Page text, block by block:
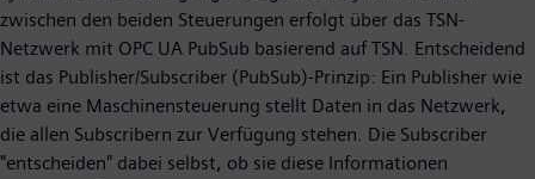
zwischen den beiden Steuerungen erfolgt über das TSN-
Netzwerk mit OPC UA PubSub basierend auf TSN. Entscheidend
ist das Publisher/Subscriber (PubSub)-Prinzip: Ein Publisher wie
etwa eine Maschinensteuerung stellt Daten in das Netzwerk,
die allen Subscribern zur Verfügung stehen. Die Subscriber
"entscheiden" dabei selbst, ob sie diese Informationen